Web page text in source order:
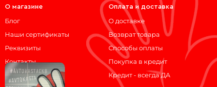
О магазине
Блог
Наши сертификаты
Реквизиты
Контакты
Оплата и доставка
О доставке
Возврат товара
Способы оплаты
Покупка в кредит
Кредит - всегда ДА
Мы на связи!